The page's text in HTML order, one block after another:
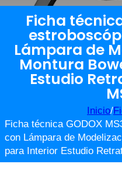
Ficha
Lámpara de
Montura
Estudio
Inicio/
Ficha técnica GODOX
con Lámpara de
para Interior Estudio